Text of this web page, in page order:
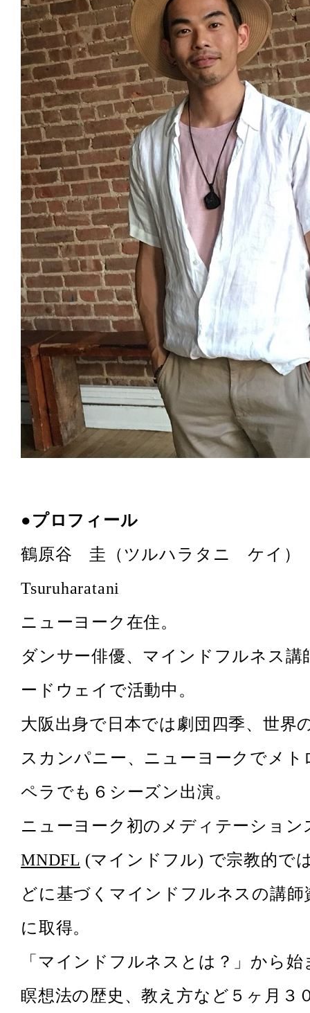
●プロフィール
鶴原谷 圭（ツルハラタニ ケイ
Tsuruharatani
ニューヨーク在住。
ダンサー俳優、マインドフルネス講
ードウェイで活動中。
大阪出身で日本では劇団四季、世界
スカンパニー、ニューヨークでメ
ペラでも６シーズン出演。
ニューヨーク初のメディテーション
MNDFL (マインドフル) で宗教的で
どに基づくマインドフルネスの講師
に取得。
「マインドフルネスとは？」から
瞑想法の歴史、教え方など５ヶ月３